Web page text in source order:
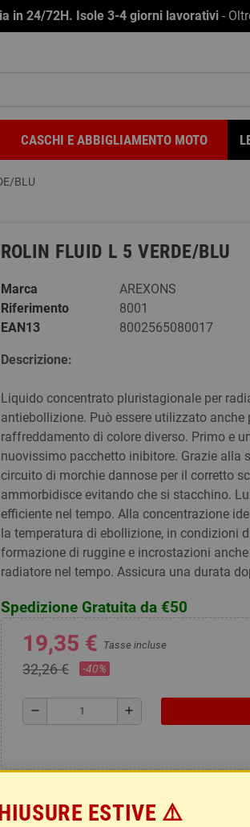
in 24/72H. Isole 3-4 giorni lavorativi -
CASCHI E ABBIGLIAMENTO MOTO
BLU
ROLIN FLUID L 5 VERDE/BLU
Marca
AREXONS
Riferimento
8001
EAN13
8002565080017
Descrizione:
Liquido concentrato pluristagionale per
antiebollizione. Può essere utilizzato
raffreddamento di colore diverso. Primo e
nuovissimo pacchetto inibitore. Grazie alla
circuito di morchie dannose per il corretto
ammorbidisce evitando che si stacchino.
efficiente nel tempo. Alla concentrazione
la temperatura di ebollizione, in condizioni
formazione di ruggine e incrostazioni
radiatore nel tempo. Assicura una durata
Spedizione Gratuita da €50
19,35 € Tasse incluse
32,26 € -40%
remove add
ESTIVE ⚠️